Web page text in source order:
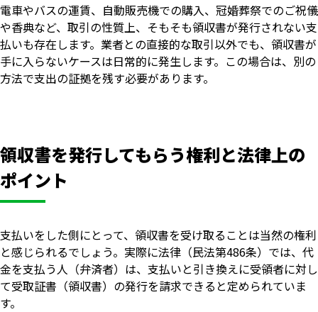
電車やバスの運賃、自動販売機での購入、冠婚葬祭でのご祝儀
や香典など、取引の性質上、そもそも領収書が発行されない支
払いも存在します。業者との直接的な取引以外でも、領収書が
手に入らないケースは日常的に発生します。この場合は、別の
方法で支出の証拠を残す必要があります。
領収書を発行してもらう権利と法律上の
ポイント
支払いをした側にとって、領収書を受け取ることは当然の権利
と感じられるでしょう。実際に法律（民法第486条）では、代
金を支払う人（弁済者）は、支払いと引き換えに受領者に対し
て受取証書（領収書）の発行を請求できると定められていま
す。